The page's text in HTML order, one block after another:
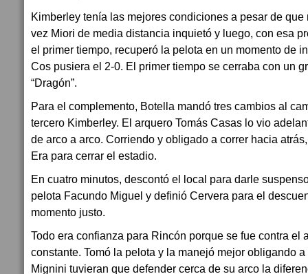
Kimberley tenía las mejores condiciones a pesar de
vez Miori de media distancia inquietó y luego, con esa
el primer tiempo, recuperó la pelota en un momento de
Cos pusiera el 2-0. El primer tiempo se cerraba con un
“Dragón”.
Para el complemento, Botella mandó tres cambios al
tercero Kimberley. El arquero Tomás Casas lo vio
de arco a arco. Corriendo y obligado a correr hacia
Era para cerrar el estadio.
En cuatro minutos, descontó el local para darle
pelota Facundo Miguel y definió Cervera para el
momento justo.
Todo era confianza para Rincón porque se fue contra el
constante. Tomó la pelota y la manejó mejor obligando
Mignini tuvieran que defender cerca de su arco la